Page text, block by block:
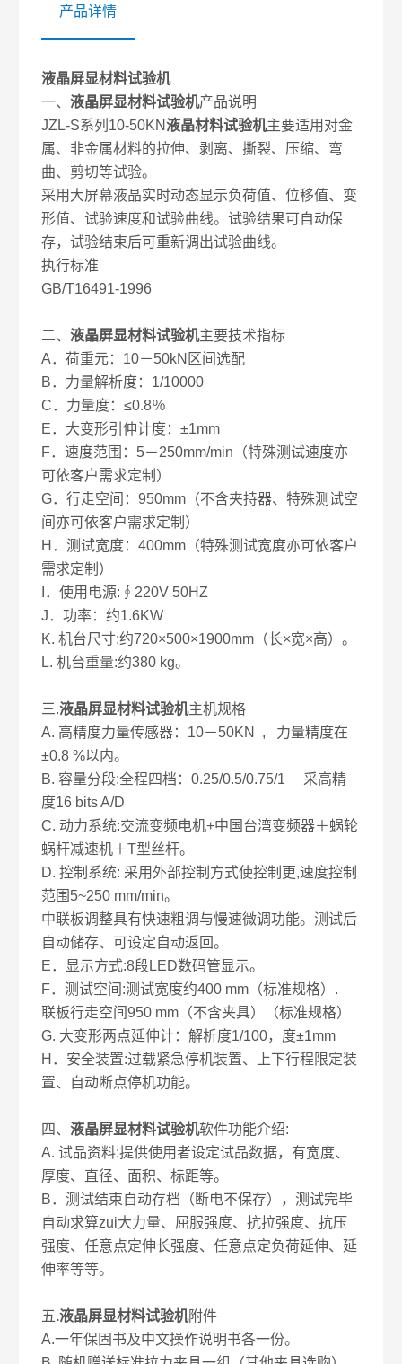
产品详情
液晶屏显材料试验机
一、液晶屏显材料试验机产品说明
JZL-S系列10-50KN液晶材料试验机主要适用对金
属、非金属材料的拉伸、剥离、撕裂、压缩、弯
曲、剪切等试验。
采用大屏幕液晶实时动态显示负荷值、位移值、变
形值、试验速度和试验曲线。试验结果可自动保
存，试验结束后可重新调出试验曲线。
执行标准
GB/T16491-1996
二、液晶屏显材料试验机主要技术指标
A．荷重元：10－50kN区间选配
B．力量解析度：1/10000
C．力量度：≤0.8％
E．大变形引伸计度：±1mm
F．速度范围：5－250mm/min（特殊测试速度亦
可依客户需求定制）
G．行走空间：950mm（不含夹持器、特殊测试空
间亦可依客户需求定制）
H．测试宽度：400mm（特殊测试宽度亦可依客户
需求定制）
I．使用电源:∮220V 50HZ
J．功率：约1.6KW
K. 机台尺寸:约720×500×1900mm（长×宽×高）。
L. 机台重量:约380 kg。
三.液晶屏显材料试验机主机规格
A. 高精度力量传感器：10－50KN , 力量精度在
±0.8 %以内。
B. 容量分段:全程四档：0.25/0.5/0.75/1 采高精
度16 bits A/D
C. 动力系统:交流变频电机+中国台湾变频器＋蜗轮
蜗杆减速机＋T型丝杆。
D. 控制系统: 采用外部控制方式使控制更,速度控制
范围5~250 mm/min。
中联板调整具有快速粗调与慢速微调功能。测试后
自动储存、可设定自动返回。
E．显示方式:8段LED数码管显示。
F．测试空间:测试宽度约400 mm（标准规格）.
联板行走空间950 mm（不含夹具）（标准规格）
G. 大变形两点延伸计：解析度1/100，度±1mm
H．安全装置:过载紧急停机装置、上下行程限定装
置、自动断点停机功能。
四、液晶屏显材料试验机软件功能介绍:
A. 试品资料:提供使用者设定试品数据，有宽度、
厚度、直径、面积、标距等。
B．测试结束自动存档（断电不保存），测试完毕
自动求算zui大力量、屈服强度、抗拉强度、抗压
强度、任意点定伸长强度、任意点定负荷延伸、延
伸率等等。
五.液晶屏显材料试验机附件
A.一年保固书及中文操作说明书各一份。